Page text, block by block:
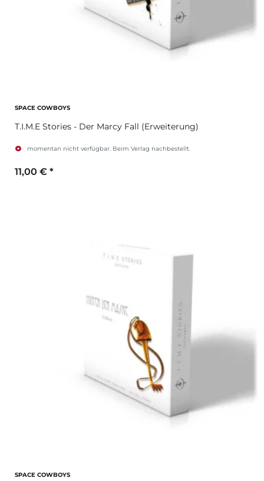
SPACE COWBOYS
T.I.M.E Stories - Der Marcy Fall (Erweiterung)
momentan nicht verfügbar. Beim Verlag nachbestellt.
11,00 € *
SPACE COWBOYS